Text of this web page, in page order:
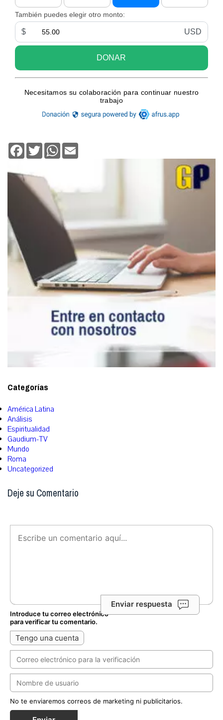
Facebook
TwitterWhatsApp
Categorías
América Latina
Análisis
Espiritualidad
Gaudium-TV
Mundo
Roma
Uncategorized
Deje su Comentario
Enviar respuesta
Introduce tu correo electrónico
para verificar tu comentario.
Tengo una cuenta
No te enviaremos correos de marketing ni publicitarios.